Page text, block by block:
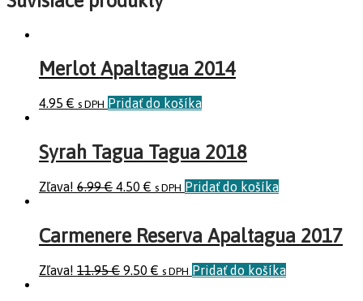
Merlot Apaltagua 2014
4.95 € s DPH Pridať do košíka
Syrah Tagua Tagua 2018
Zľava! 6.99€ 4.50 € s DPH Pridať do košíka
Carmenere Reserva Apaltagua 2017
Zľava! 11.95€ 9.50 € s DPH Pridať do košíka